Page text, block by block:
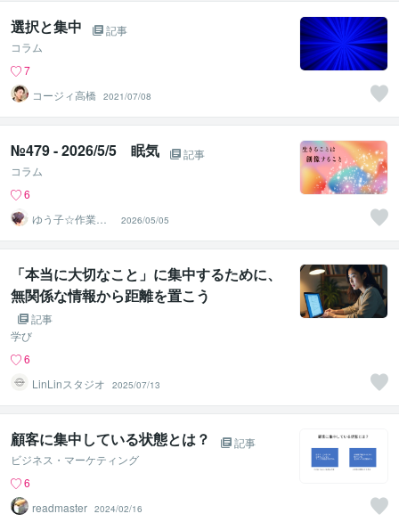
選択と集中
記事
コラム
7
コージィ高橋 2021/07/08
№479 - 2026/5/5 眠気
記事
コラム
6
ゆう子☆作業療
法士＆ライフコ
ーチ
2026/05/05
「本当に大切なこと」に集中するために、
無関係な情報から距離を置こう
記事
学び
6
LinLinスタジオ
2025/07/13
顧客に集中している状態とは？
記事
ビジネス・マーケティング
6
readmaster 2024/02/16